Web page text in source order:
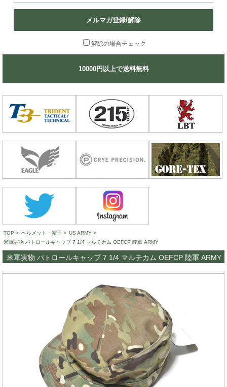
メルマガ登録/解除
解除の場合チェック
10000円以上で送料無料
TOP > ヘルメット・帽子 > US ARMY >
米軍実物 パトロールキャップ 7 1/4 マルチカム OEFCP 陸軍 ARMY
米軍実物 パトロールキャップ 7 1/4 マルチカム OEFCP 陸軍 ARMY